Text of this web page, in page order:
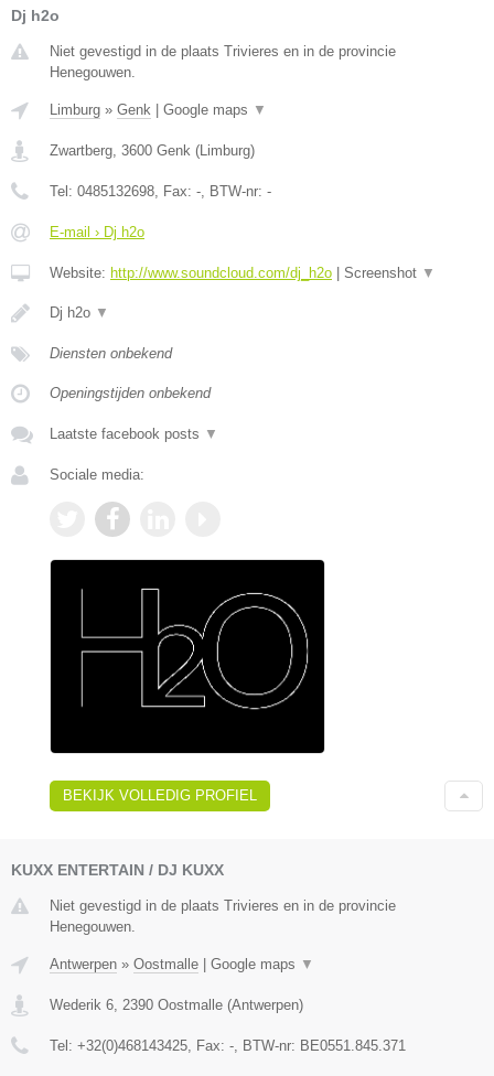
Dj h2o
Niet gevestigd in de plaats Trivieres en in de provincie
Henegouwen.
Limburg » Genk Google maps ▼
Zwartberg, 3600 Genk (Limburg)
Tel: 0485132698, Fax: -, BTW-nr: -
E-mail › Dj h2o
Website: http://www.soundcloud.com/dj_h2o Screenshot ▼
Dj h2o ▼
Diensten onbekend
Openingstijden onbekend
Laatste facebook posts ▼
Sociale media:
BEKIJK VOLLEDIG PROFIEL
KUXX ENTERTAIN / DJ KUXX
Niet gevestigd in de plaats Trivieres en in de provincie
Henegouwen.
Antwerpen » Oostmalle Google maps ▼
Wederik 6 2390 Oostmalle (Antwerpen)
Tel: +32(0)468143425 , Fax: - , BTW-nr: BE0551.845.371